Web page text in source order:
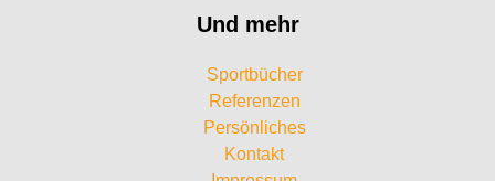
Und mehr
Sportbücher
Referenzen
Persönliches
Kontakt